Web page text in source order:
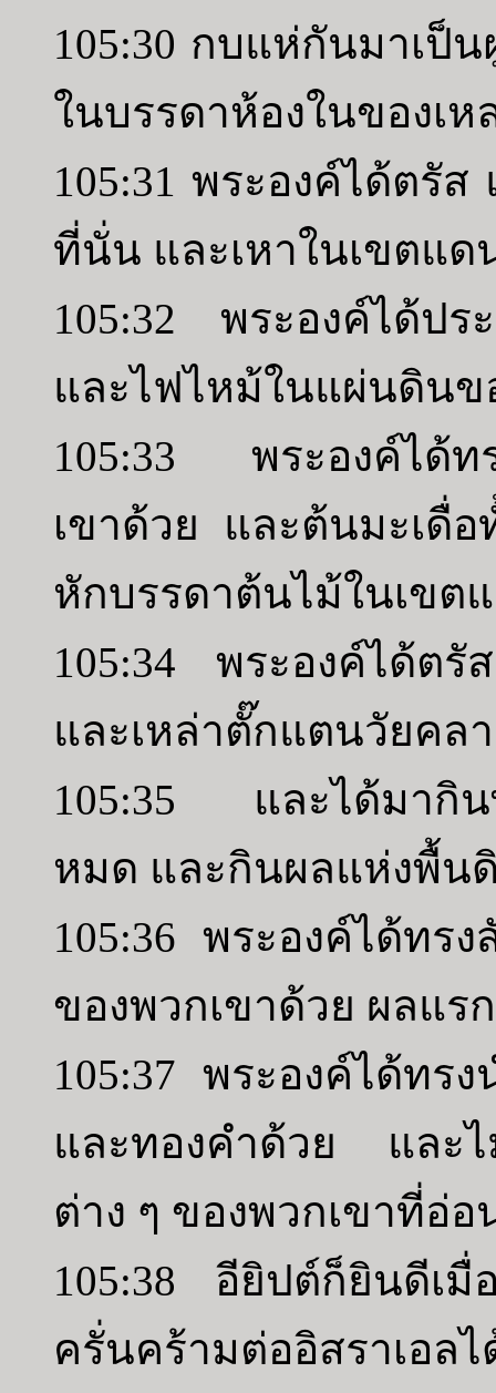
105:30 กบแห่กันมาเป็
ในบรรดาห้องในของเ
105:31 พระองค์ได้ตรั
ที่นั่น และเหาในเขตแด
105:32 พระองค์ได้ปร
และไฟไหม้ในแผ่นดินข
105:33 พระองค์ได้ท
เขาด้วย และต้นมะเดื่
หักบรรดาต้นไม้ในเขต
105:34 พระองค์ได้ต
และเหล่าตั๊กแตนวัยค
105:35 และได้มากิน
หมด และกินผลแห่งพื้น
105:36 พระองค์ได้ทร
ของพวกเขาด้วย ผลแร
105:37 พระองค์ได้ทร
และทองคำด้วย และไ
ต่าง ๆ ของพวกเขาที่อ่อ
105:38 อียิปต์ก็ยินดีเมื่
ครั่นคร้ามต่ออิสราเอล